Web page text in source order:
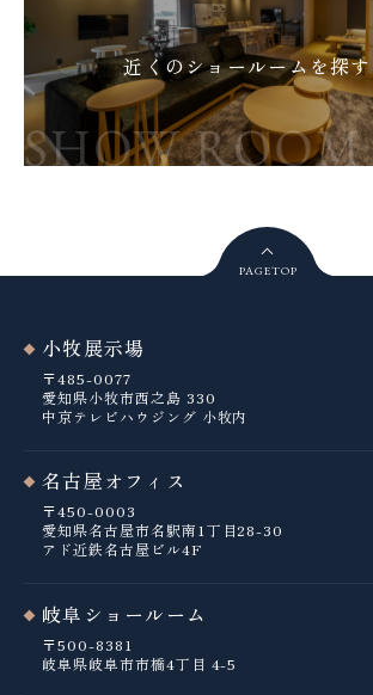
近くのショールームを探す
PAGETOP
小牧展示場
〒485-0077
愛知県小牧市西之島 330
中京テレビハウジング 小牧内
名古屋オフィス
〒450-0003
愛知県名古屋市名駅南1丁目28-30
アド近鉄名古屋ビル4F
岐阜ショールーム
〒500-8381
岐阜県岐阜市市橋4丁目 4-5